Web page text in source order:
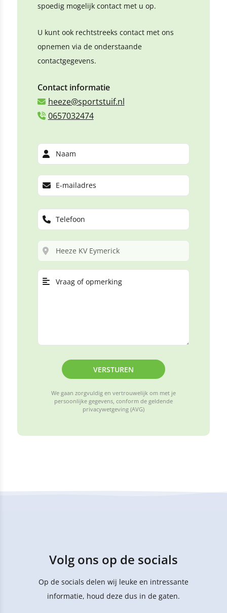
spoedig mogelijk contact met u op.
U kunt ook rechtstreeks contact met ons
opnemen via de onderstaande
contactgegevens.
Contact informatie
heeze@sportstuif.nl
0657032474
VERSTUREN
We gaan zorgvuldig en vertrouwelijk om met je
persoonlijke gegevens, conform de geldende
privacywetgeving (AVG)
Volg ons op de socials
Op de socials delen wij leuke en intressante
informatie, houd deze dus in de gaten.